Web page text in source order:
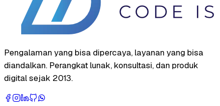
Pengalaman yang bisa dipercaya, layanan yang bisa
diandalkan. Perangkat lunak, konsultasi, dan produk
digital sejak 2013.